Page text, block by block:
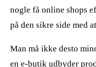
nogle få online shops
på den sikre side med
Man må ikke desto
en e-butik udbyder